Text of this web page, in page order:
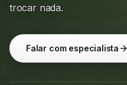
trocar nada.
Falar com especialista